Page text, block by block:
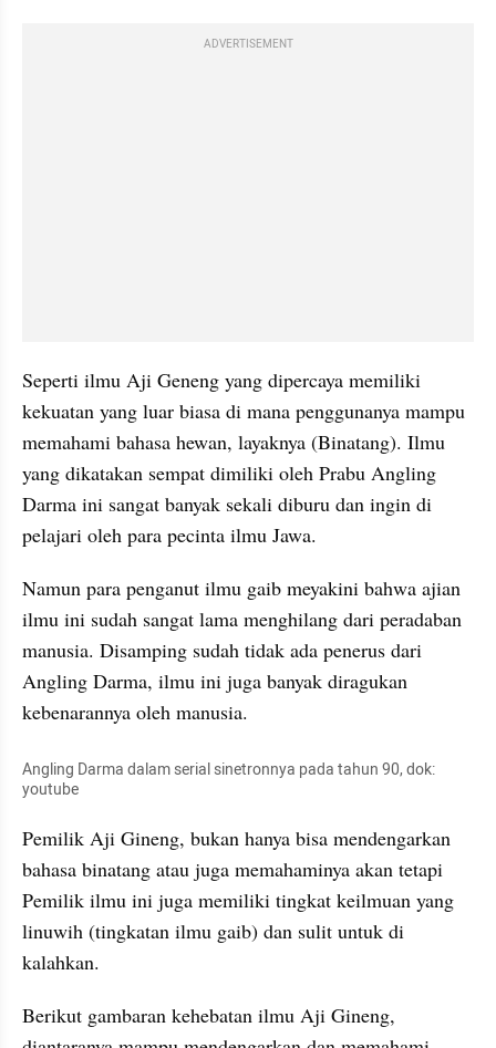
ADVERTISEMENT
Seperti ilmu Aji Geneng yang dipercaya memiliki
kekuatan yang luar biasa di mana penggunanya mampu
memahami bahasa hewan, layaknya (Binatang). Ilmu
yang dikatakan sempat dimiliki oleh Prabu Angling
Darma ini sangat banyak sekali diburu dan ingin di
pelajari oleh para pecinta ilmu Jawa.
Namun para penganut ilmu gaib meyakini bahwa ajian
ilmu ini sudah sangat lama menghilang dari peradaban
Angling Darma, ilmu ini juga banyak diragukan
kebenarannya oleh manusia.
Angling Darma dalam serial sinetronnya pada tahun 90, dok:
youtube
Pemilik Aji Gineng, bukan hanya bisa mendengarkan
bahasa binatang atau juga memahaminya akan tetapi
linuwih (tingkatan ilmu gaib) dan sulit untuk di
kalahkan.
Berikut gambaran kehebatan ilmu Aji Gineng